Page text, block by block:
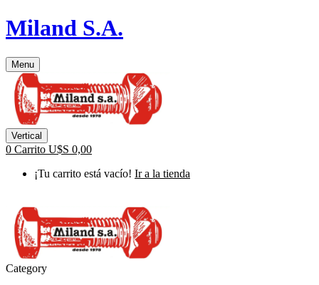
Miland S.A.
Menu
Vertical
0 Carrito U$S 0,00
¡Tu carrito está vacío! Ir a la tienda
Category